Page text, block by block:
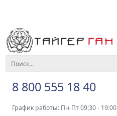
8 800 555 18 40
График работы: Пн-Пт 09:30 - 19:00